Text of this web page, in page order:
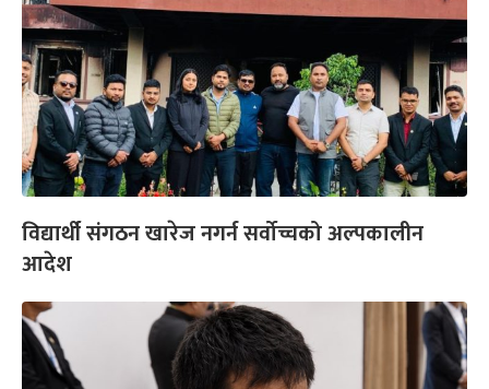
विद्यार्थी संगठन खारेज नगर्न सर्वोच्चको अल्पकालीन
आदेश